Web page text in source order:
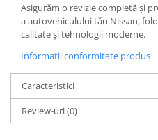
Asigurăm o revizie completă și
a autovehiculului tău Nissan,
calitate și tehnologii moderne.
Informatii conformitate produs
Caracteristici
Review-uri(0)